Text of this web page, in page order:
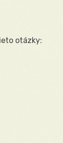
otázky: